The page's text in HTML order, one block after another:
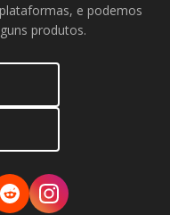
e podemos
produtos.